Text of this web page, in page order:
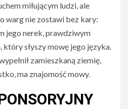
miłującym ludzi, ale
warg nie zostawi bez kary:
jego nerek, prawdziwym
który słyszy mowę jego języka.
zamieszkaną ziemię,
ma znajomość mowy.